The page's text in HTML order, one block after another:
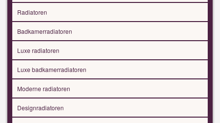
Radiatoren
Badkamerradiatoren
Luxe radiatoren
Luxe badkamerradiatoren
Moderne radiatoren
Designradiatoren